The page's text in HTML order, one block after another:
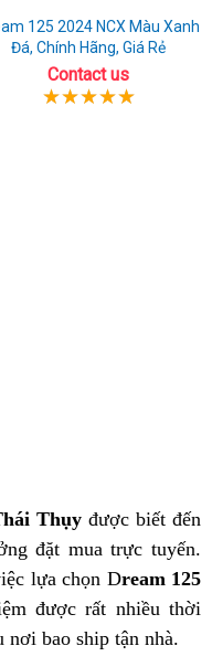
125 2024 NCX Màu Xanh
Đá, Chính Hãng, Giá Rẻ
Contact us
Thụy được biết đến
đặt mua trực tuyến.
lựa chọn Dream 125
được rất nhiều thời
nơi bao ship tận nhà.